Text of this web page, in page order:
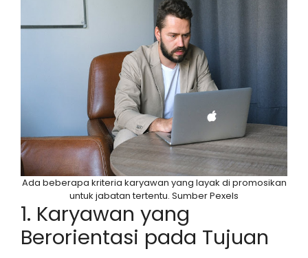
Ada beberapa kriteria karyawan yang layak di promosikan
untuk jabatan tertentu. Sumber Pexels
1. Karyawan yang
Berorientasi pada Tujuan